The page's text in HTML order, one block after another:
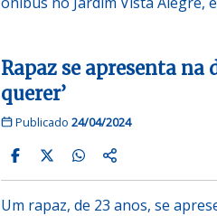
Rapaz se apresenta na
querer’
Publicado 24/04/2024
Um rapaz, de 23 anos, se